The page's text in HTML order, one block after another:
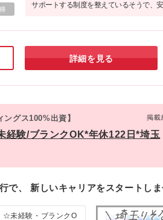
サポートする制度を整えているそうで、
定や、女性が活躍する企業で認定される
ん」の認定を受けていることも納得です。
詳細を見る
グス100%出資】 掲
経験/ブランクOK*年休122日*埼玉
で、 新しいキャリアをスタートしま
☆未経験・ブランクO